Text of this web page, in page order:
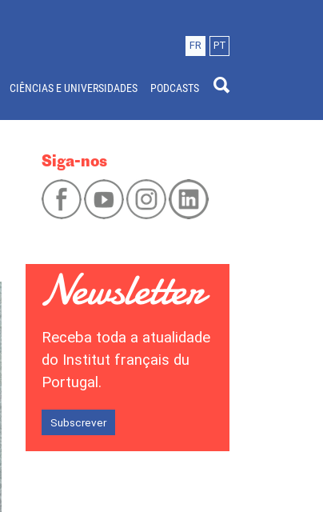
FR PT
CIÊNCIAS E UNIVERSIDADES PODCASTS
Siga-nos
Receba toda a atualidade
do Institut français du
Portugal.
Subscrever